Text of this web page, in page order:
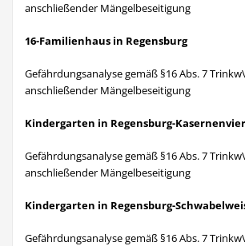
anschließender Mängelbeseitigung
16-Familienhaus in Regensburg
Gefährdungsanalyse gemäß §16 Abs. 7
anschließender Mängelbeseitigung
Kindergarten in Regensburg-
Gefährdungsanalyse gemäß §16 Abs. 7
anschließender Mängelbeseitigung
Kindergarten in Regensburg-
Gefährdungsanalyse gemäß §16 Abs. 7